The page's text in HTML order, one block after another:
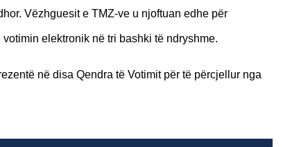
Vëzhguesit e TMZ-ve u njoftuan edhe për
elektronik në tri bashki të ndryshme.
në disa Qendra të Votimit për të përcjellur nga